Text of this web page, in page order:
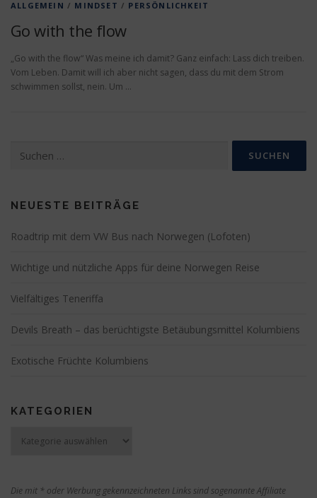
ALLGEMEIN / MINDSET / PERSÖNLICHKEIT
Go with the flow
„Go with the flow“ Was meine ich damit? Ganz einfach: Lass dich treiben.
Vom Leben. Damit will ich aber nicht sagen, dass du mit dem Strom
schwimmen sollst, nein. Um …
nach:
NEUESTE BEITRÄGE
Roadtrip mit dem VW Bus nach Norwegen (Lofoten)
Wichtige und nützliche Apps für deine Norwegen Reise
Vielfältiges Teneriffa
Devils Breath – das berüchtigste Betäubungsmittel Kolumbiens
Exotische Früchte Kolumbiens
KATEGORIEN
Die mit * oder Werbung gekennzeichneten Links sind sogenannte Affiliate